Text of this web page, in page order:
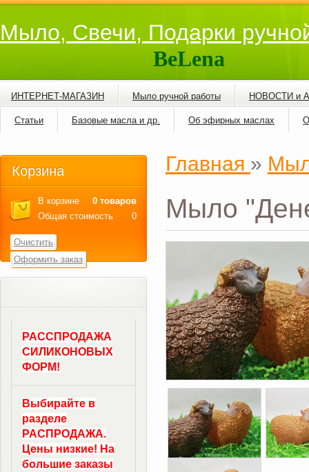
Мыло, Свечи, Подарки
BeLena
ИНТЕРНЕТ-МАГАЗИН Мыло ручной работы НОВОСТИ и
Статьи Базовые масла и др. Об эфирных маслах
Главная »
Мыло
Корзина
В корзине
0 товаров
Общая стоимость
0
Очистить
Оформить заказ
РАССПРОДАЖА
СИЛИКОНОВЫХ
ФОРМ!
Выбирайте в
разделе
РАСПРОДАЖА.
Цены низкие! На
большие заказы